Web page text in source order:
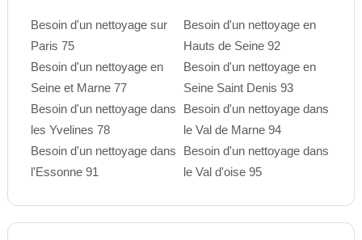
Besoin d'un nettoyage sur
Paris 75
Besoin d'un nettoyage en
Seine et Marne 77
Besoin d'un nettoyage dans
les Yvelines 78
Besoin d'un nettoyage dans
l'Essonne 91
Besoin d'un nettoyage en
Hauts de Seine 92
Besoin d'un nettoyage en
Seine Saint Denis 93
Besoin d'un nettoyage dans
le Val de Marne 94
Besoin d'un nettoyage dans
le Val d'oise 95